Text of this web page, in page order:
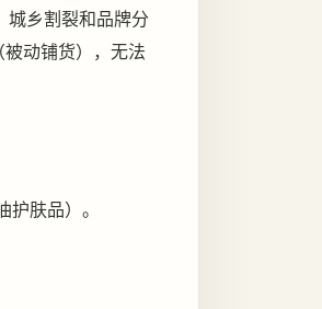
城乡割裂和品牌分
动铺货），无法
肤品）。